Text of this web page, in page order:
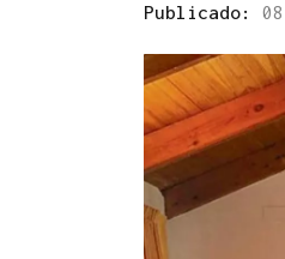
Publicado: